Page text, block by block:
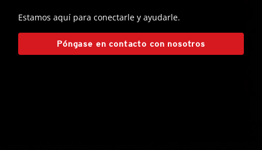
Estamos aquí para conectarle y ayudarle.
Póngase en contacto con nosotros